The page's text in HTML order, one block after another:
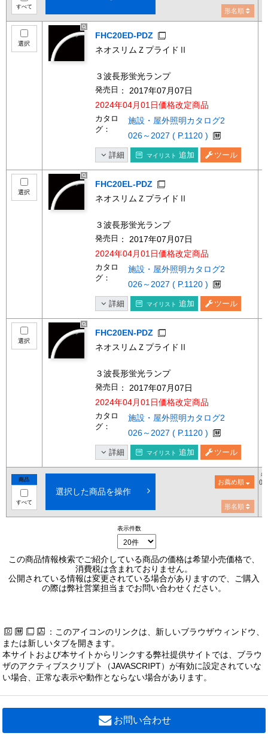
すべて
形名順
選択
FHC20ED-PDZ
ネオスリムＺプライドⅡ
３波長形蛍光ランプ
発売日 ： 2017年07月07日
2024年04月01日価格改定商品
カタロ
グ：
施設・屋外照明カタログ2
026～2027 ( P.1120 )
詳細 マイリスト 追加 ツール
選択
FHC20EL-PDZ
ネオスリムＺプライドⅡ
３波長形蛍光ランプ
発売日 ： 2017年07月07日
2024年04月01日価格改定商品
カタロ
グ：
施設・屋外照明カタログ2
026～2027 ( P.1120 )
詳細 マイリスト 追加 ツール
選択
FHC20EN-PDZ
ネオスリムＺプライドⅡ
３波長形蛍光ランプ
発売日 ： 2017年07月07日
2024年04月01日価格改定商品
カタロ
グ：
施設・屋外照明カタログ2
026～2027 ( P.1120 )
詳細 マイリスト 追加 ツール
商品
すべて
選択した商品を操作
お薦め順
希
()
形名順
表示件数
この商品情報検索でご紹介している商品の価格は希望小売価格で、
消費税は含まれておりません。
公開されている情報は変更されている場合がありますので、ご購入
の際は弊社営業担当までお問い合わせください。
：このアイコンのリンクは、新しいブラウザウィンドウ、
または新しいタブを開きます。
本サイトおよび本サイトからリンクする弊社提供サイトでは、ブラウ
ザのアクティブスクリプト（JAVASCRIPT）が有効に設定されていな
い場合、正常な表示や動作とならない場合があります。
お問い合わせ